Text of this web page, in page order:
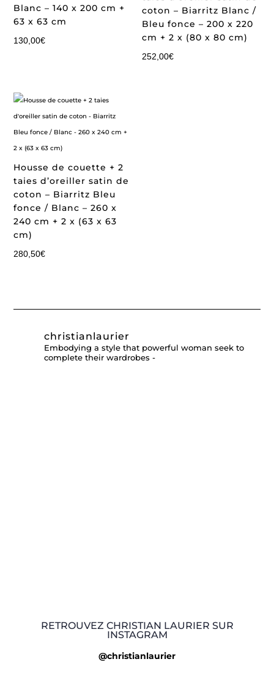
Blanc – 140 x 200 cm +
63 x 63 cm
130,00€
coton – Biarritz Blanc /
Bleu fonce – 200 x 220
cm + 2 x (80 x 80 cm)
252,00€
Housse de couette + 2
taies d’oreiller satin de
coton – Biarritz Bleu
fonce / Blanc – 260 x
240 cm + 2 x (63 x 63
cm)
280,50€
christianlaurier
Embodying a style that powerful woman seek to
complete their wardrobes -
RETROUVEZ CHRISTIAN LAURIER SUR
INSTAGRAM
@christianlaurier